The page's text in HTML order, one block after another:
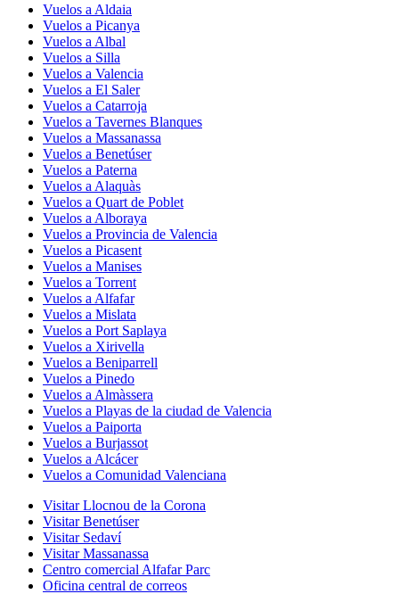
Vuelos a Aldaia
Vuelos a Picanya
Vuelos a Albal
Vuelos a Silla
Vuelos a Valencia
Vuelos a El Saler
Vuelos a Catarroja
Vuelos a Tavernes Blanques
Vuelos a Massanassa
Vuelos a Benetúser
Vuelos a Paterna
Vuelos a Alaquàs
Vuelos a Quart de Poblet
Vuelos a Alboraya
Vuelos a Provincia de Valencia
Vuelos a Picasent
Vuelos a Manises
Vuelos a Torrent
Vuelos a Alfafar
Vuelos a Mislata
Vuelos a Port Saplaya
Vuelos a Xirivella
Vuelos a Beniparrell
Vuelos a Pinedo
Vuelos a Almàssera
Vuelos a Playas de la ciudad de Valencia
Vuelos a Paiporta
Vuelos a Burjassot
Vuelos a Alcácer
Vuelos a Comunidad Valenciana
Visitar Llocnou de la Corona
Visitar Benetúser
Visitar Sedaví
Visitar Massanassa
Centro comercial Alfafar Parc
Oficina central de correos